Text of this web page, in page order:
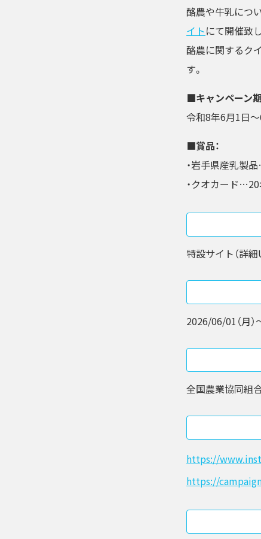
酪農や牛乳につ
イトにて開催致
酪農に関するク
す。
■キャンペーン期
令和8年6月1日
■賞品：
・岩手県産乳製
・クオカード
特設サイト（詳
2026/06/01（月）
全国農業協同組
https://
https://